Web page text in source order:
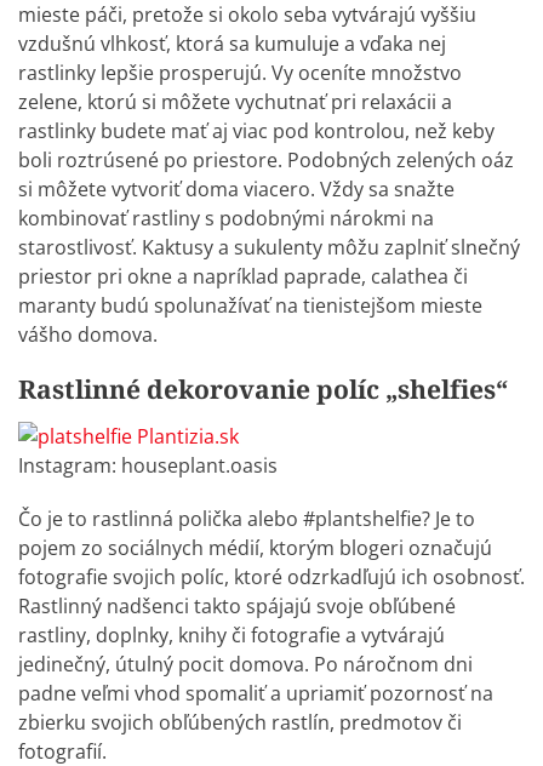
mieste páči, pretože si okolo seba vytvárajú vyššiu
vzdušnú vlhkosť, ktorá sa kumuluje a vďaka nej
rastlinky lepšie prosperujú. Vy oceníte množstvo
zelene, ktorú si môžete vychutnať pri relaxácii a
rastlinky budete mať aj viac pod kontrolou, než keby
boli roztrúsené po priestore. Podobných zelených oáz
si môžete vytvoriť doma viacero. Vždy sa snažte
kombinovať rastliny s podobnými nárokmi na
starostlivosť. Kaktusy a sukulenty môžu zaplniť slnečný
priestor pri okne a napríklad paprade, calathea či
maranty budú spolunažívať na tienistejšom mieste
vášho domova.
Rastlinné dekorovanie políc „shelfies“
Instagram: houseplant.oasis
Čo je to rastlinná polička alebo #plantshelfie? Je to
pojem zo sociálnych médií, ktorým blogeri označujú
fotografie svojich políc, ktoré odzrkadľujú ich osobnosť.
Rastlinný nadšenci takto spájajú svoje obľúbené
rastliny, doplnky, knihy či fotografie a vytvárajú
jedinečný, útulný pocit domova. Po náročnom dni
padne veľmi vhod spomaliť a upriamiť pozornosť na
zbierku svojich obľúbených rastlín, predmotov či
fotografií.